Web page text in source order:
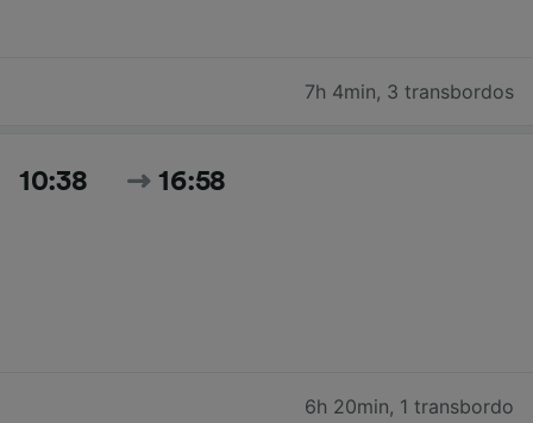
7h 4min, 3 transbordos
10:38 16:58
6h 20min, 1 transbordo